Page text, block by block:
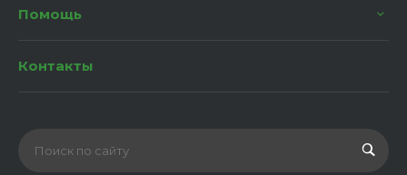
Помощь
Контакты